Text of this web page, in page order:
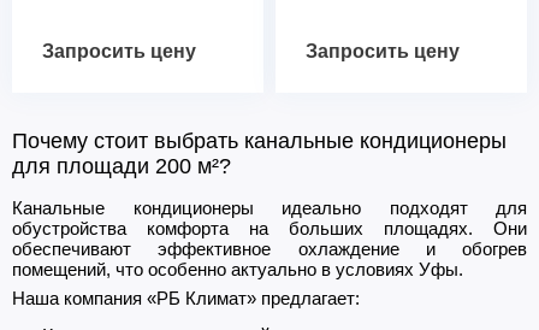
Запросить цену Запросить цену
Почему стоит выбрать канальные кондиционеры
для площади 200 м²?
Канальные кондиционеры идеально подходят для
обустройства комфорта на больших площадях. Они
обеспечивают эффективное охлаждение и обогрев
помещений, что особенно актуально в условиях Уфы.
Наша компания «РБ Климат» предлагает: